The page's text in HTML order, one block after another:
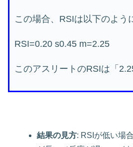
この場合、RSIは以下のよう
RSI=0.20 s0.45 m=2.25
このアスリートのRSIは「
結果の見方: RSIが低い場